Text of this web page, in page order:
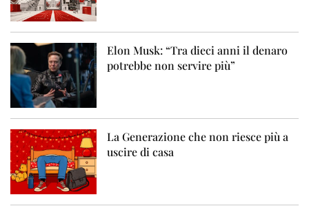
Elon Musk: “Tra dieci anni il denaro
potrebbe non servire più”
La Generazione che non riesce più a
uscire di casa